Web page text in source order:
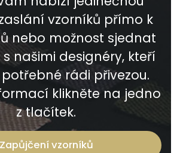
vzorníků přímo k
nebo možnost sjednat
s našimi designéry, kteří
rádi přivezou.
klikněte na jedno
z tlačítek.
Zapůjčení vzorníků